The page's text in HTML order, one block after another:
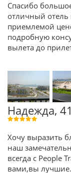
Спасибо
отличный
приемлемой
подробную
вылета до
Надежда,
Хочу выразить
наш
всегда с People
вами,вы лучшие.